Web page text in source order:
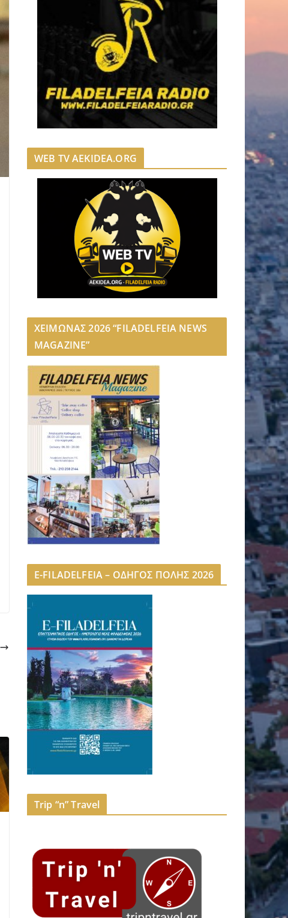
WEB TV AEKIDEA.ORG
ΧΕΙΜΩΝΑΣ 2026 “FILADELFEIA NEWS
MAGAZINE”
E-FILADELFEIA – ΟΔΗΓΟΣ ΠΟΛΗΣ 2026
Trip “n” Travel